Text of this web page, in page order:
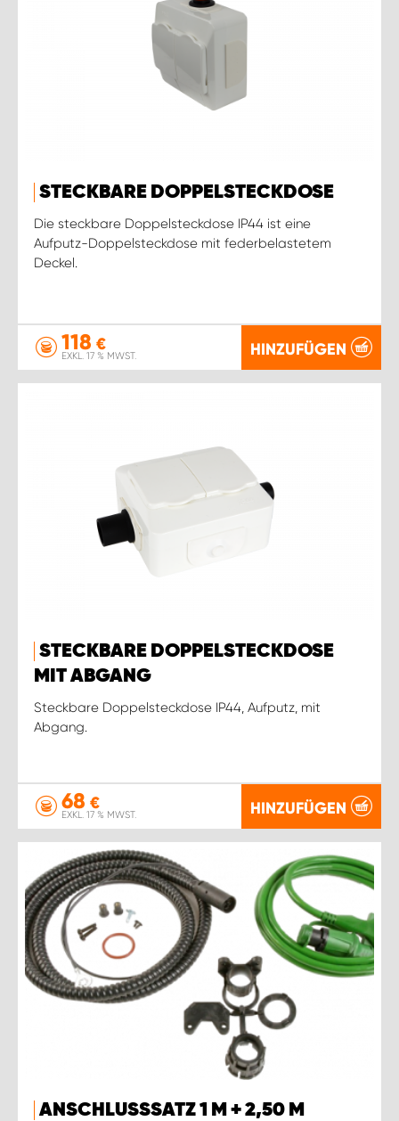
STECKBARE DOPPELSTECKDOSE
Die steckbare Doppelsteckdose IP44 ist eine
Aufputz-Doppelsteckdose mit federbelastetem
Deckel.
118 €
EXKL. 17 % MWST. HINZUFÜGEN
STECKBARE DOPPELSTECKDOSE
MIT ABGANG
Steckbare Doppelsteckdose IP44, Aufputz, mit
Abgang.
68 €
EXKL. 17 % MWST. HINZUFÜGEN
ANSCHLUSSSATZ 1 M + 2,50 M